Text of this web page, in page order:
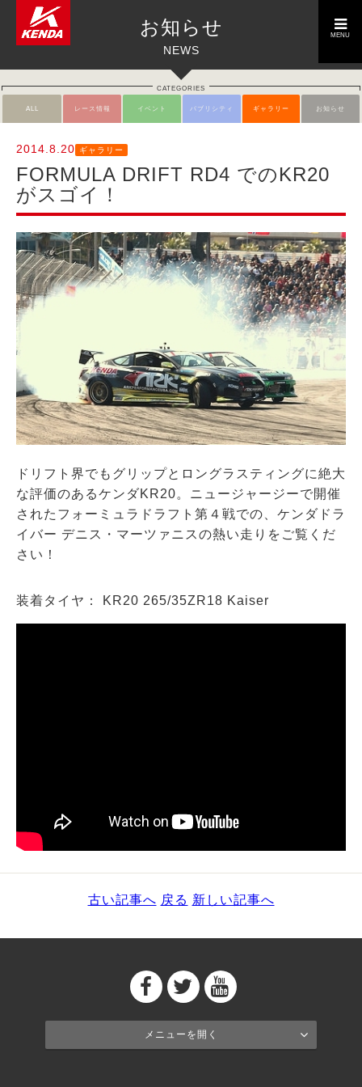
toggle
navigation
MENU
お知らせ
NEWS
CATEGORIES
ALL レース情報 イベント パブリシティ ギャラリー お知らせ
2014.8.20 ギャラリー
FORMULA DRIFT RD4 でのKR20
がスゴイ！
ドリフト界でもグリップとロングラスティングに絶大
な評価のあるケンダKR20。ニュージャージーで開催
されたフォーミュラドラフト第４戦での、ケンダドラ
イバー デニス・マーツァニスの熱い走りをご覧くだ
さい！
装着タイヤ： KR20 265/35ZR18 Kaiser
古い記事へ 戻る 新しい記事へ
メニューを開く